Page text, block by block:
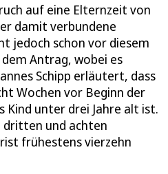
auf eine Elternzeit von
damit verbundene
jedoch schon vor diesem
Antrag, wobei es
Schipp erläutert, dass
Wochen vor Beginn der
unter drei Jahre alt ist.
dritten und achten
frühestens vierzehn